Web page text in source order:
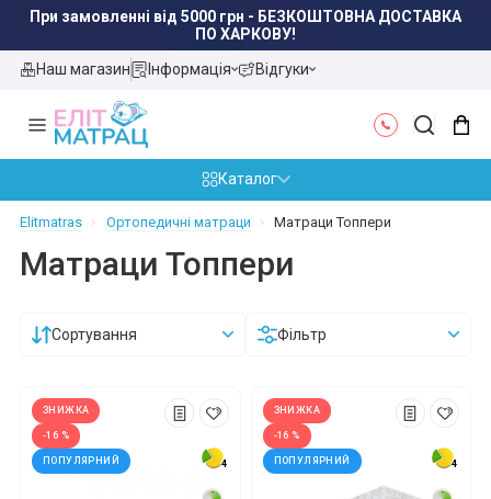
При замовленні від 5000 грн - БЕЗКОШТОВНА ДОСТАВКА
ПО ХАРКОВУ!
Наш магазин
Інформація Відгуки
Каталог
Elitmatras Ортопедичні матраци Матраци Топпери
Матраци Топпери
Сортування Фільтр
4
ЗНИЖКА
-16 %
ПОПУЛЯРНИЙ 4 4
ЗНИЖКА
-16 %
ПОПУЛЯРНИЙ 4